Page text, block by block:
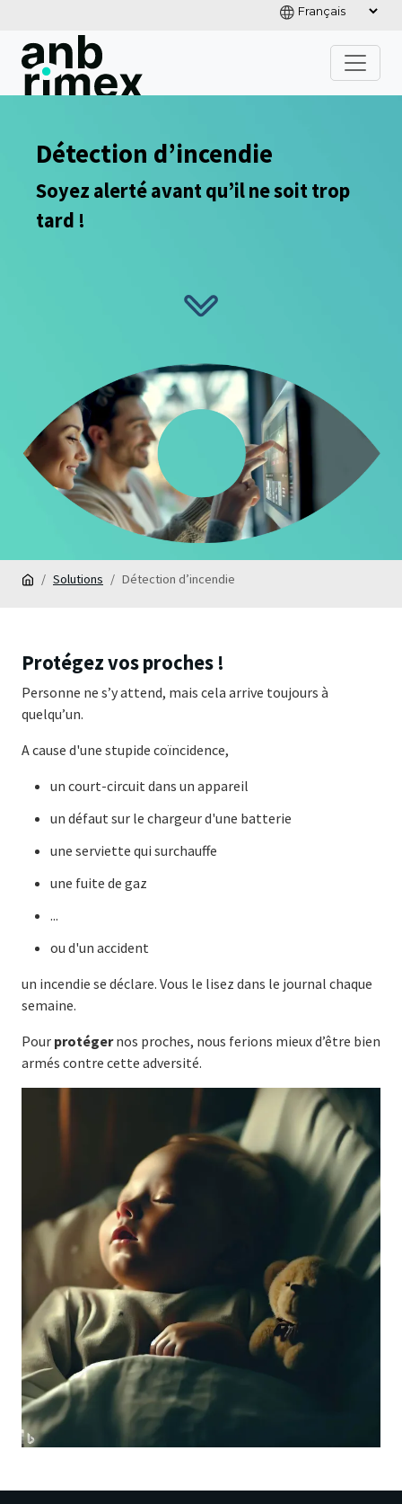
Détection d’incendie
Soyez alerté avant qu’il ne soit trop
tard !
Solutions Détection d’incendie
Protégez vos proches !
Personne ne s’y attend, mais cela arrive toujours à
quelqu’un.
A cause d'une stupide coïncidence,
un court-circuit dans un appareil
un défaut sur le chargeur d'une batterie
une serviette qui surchauffe
une fuite de gaz
...
ou d'un accident
un incendie se déclare. Vous le lisez dans le journal chaque
semaine.
Pour protégernos proches, nous ferions mieux d’être bien
armés contre cette adversité.